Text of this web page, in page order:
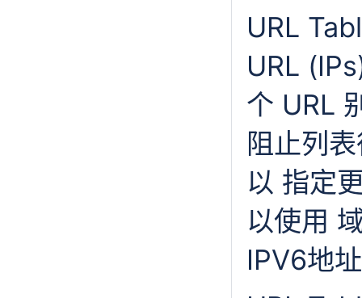
URL
URL
个 URL
阻止列
以 指定
以使用
IPV6地